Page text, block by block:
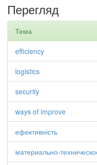
Перегляд
Тема
efficiency
logistics
security
ways of improve
ефективність
материально-